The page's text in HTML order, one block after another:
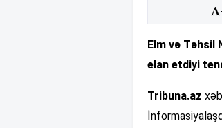
-
Elm və
elan etdiyi
Tribuna.az